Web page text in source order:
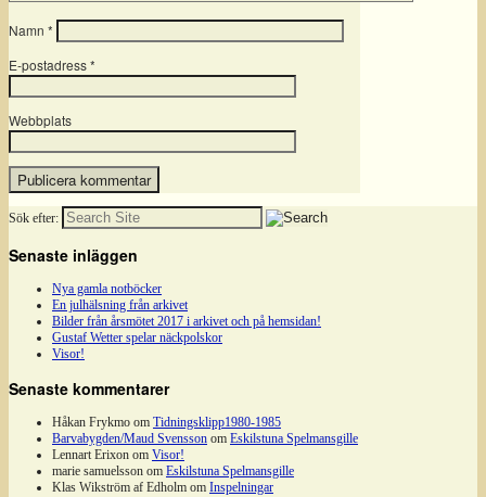
Namn *
E-postadress*
Webbplats
Sök efter:
Senaste inläggen
Nya gamla notböcker
En julhälsning från arkivet
Bilder från årsmötet 2017 i arkivet och på hemsidan!
Gustaf Wetter spelar näckpolskor
Visor!
Senaste kommentarer
Håkan Frykmo om Tidningsklipp1980-1985
Barvabygden/Maud Svensson om Eskilstuna Spelmansgille
Lennart Erixon om Visor!
marie samuelsson om Eskilstuna Spelmansgille
Klas Wikström af Edholm om Inspelningar